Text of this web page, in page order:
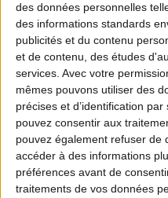
des données personnelles
des informations standards
publicités et du contenu
et de contenu, des études
services. Avec votre
mêmes pouvons utiliser des
précises et d’identification
pouvez consentir aux
pouvez également refuser de
accéder à des informations
préférences avant de
traitements de vos données